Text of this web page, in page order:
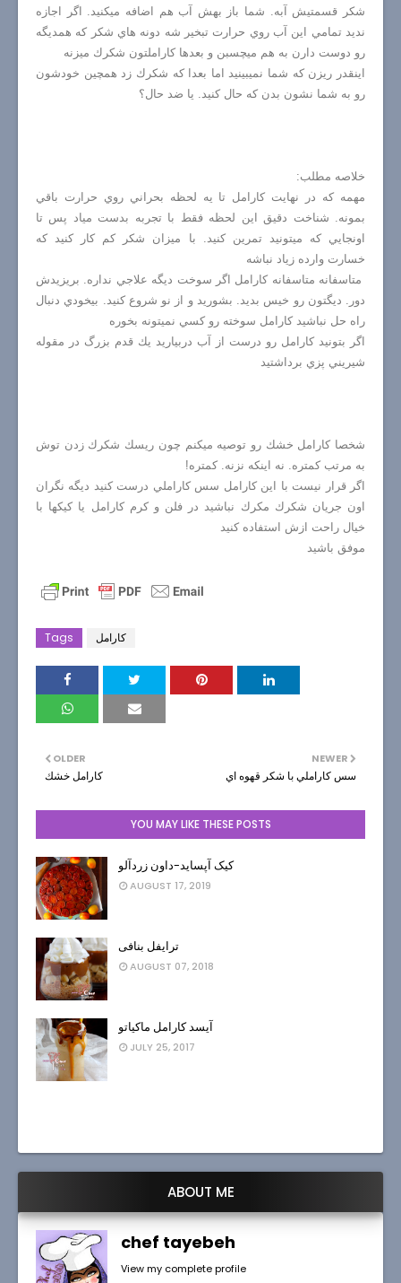
شكر قسمتيش آبه. شما باز بهش آب هم اضافه ميكنيد. اگر اجازه
نديد تمامي اين آب روي حرارت تبخير شه دونه هاي شكر كه همديگه
رو دوست دارن به هم ميچسبن و بعدها كاراملتون شكرك ميزنه
اينقدر ريزن كه شما نميبينيد اما بعدا كه شكرك زد همچين خودشون
رو به شما نشون بدن كه حال كنيد. يا ضد حال؟
خلاصه مطلب:
مهمه كه در نهايت كارامل تا يه لحظه بحراني روي حرارت باقي
بمونه. شناخت دقيق اين لحظه فقط با تجربه بدست مياد پس تا
اونجايي كه ميتونيد تمرين كنيد. با ميزان شكر كم كار كنيد كه
خسارت وارده زياد نباشه
متاسفانه متاسفانه كارامل اگر سوخت ديگه علاجي نداره. بريزيدش
دور. ديگتون رو خيس بديد. بشوريد و از نو شروع كنيد. بيخودي دنبال
راه حل نباشيد كارامل سوخته رو كسي نميتونه بخوره
اگر بتونيد كارامل رو درست از آب دربياريد يك قدم بزرگ در مقوله
شيريني پزي برداشتيد
شخصا كارامل خشك رو توصيه ميكنم چون ريسك شكرك زدن توش
به مرتب كمتره. نه اينكه نزنه. كمتره!
اگر قرار نيست با اين كارامل سس كاراملي درست كنيد ديگه نگران
اون جريان شكرك مكرك نباشيد در فلن و كرم كارامل يا كيكها با
خيال راحت ازش استفاده كنيد
موفق باشيد
Tags كارامل
NEWER
سس كاراملي با شكر قهوه اي
OLDER
كارامل خشك
YOU MAY LIKE THESE POSTS
کیک آپساید-داون زردآلو
AUGUST 17, 2019
ترایفل بنافی
AUGUST 07, 2018
آیسد کارامل ماکیاتو
JULY 25, 2017
ABOUT ME
chef tayebeh
View my complete profile